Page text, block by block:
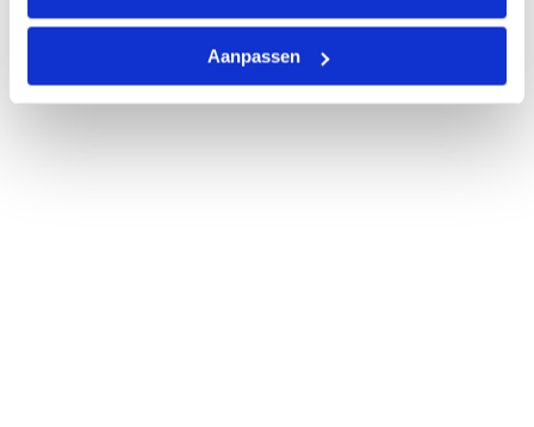
Aanpassen